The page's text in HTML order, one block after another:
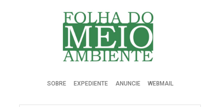
Folha do Meio Ambiente
SOBRE EXPEDIENTE ANUNCIE WEBMAIL